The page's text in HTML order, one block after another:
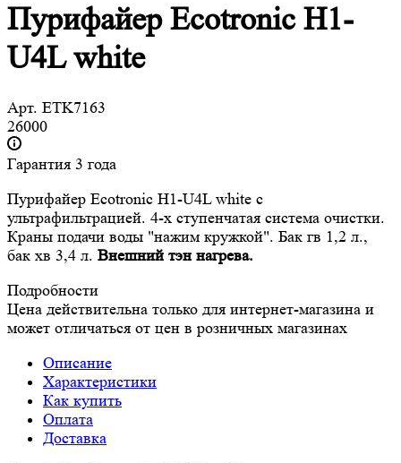
Пурифайер Ecotronic H1-
U4L white
Арт. ETK7163
26000
Гарантия 3 года
Пурифайер Ecotronic H1-U4L white с
ультрафильтрацией. 4-х ступенчатая система очистки.
Краны подачи воды "нажим кружкой". Бак гв 1,2 л.,
бак хв 3,4 л. Внешний тэн нагрева.
Подробности
Цена действительна только для интернет-магазина и
может отличаться от цен в розничных магазинах
Описание
Характеристики
Как купить
Оплата
Доставка